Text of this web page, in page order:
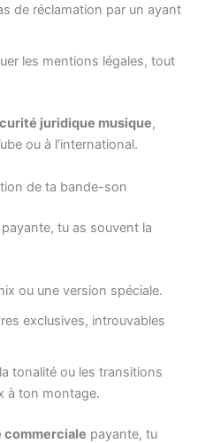
de réclamation par un ayant
les mentions légales, tout
juridique musique,
ou à l’international.
de ta bande-son
payante, tu as souvent la
ou une version spéciale.
exclusives, introuvables
tonalité ou les transitions
à ton montage.
commerciale payante, tu